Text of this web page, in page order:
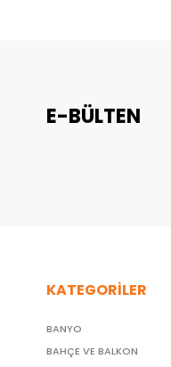
E-BÜLTEN
KATEGORİLER
BANYO
BAHÇE VE BALKON